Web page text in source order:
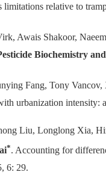
limitations relative to
Awais Shakoor,
Biochemistry
Fang, Tony
urbanization intensity:
Liu, Longlong Xia,
*. Accounting for
6: 29.